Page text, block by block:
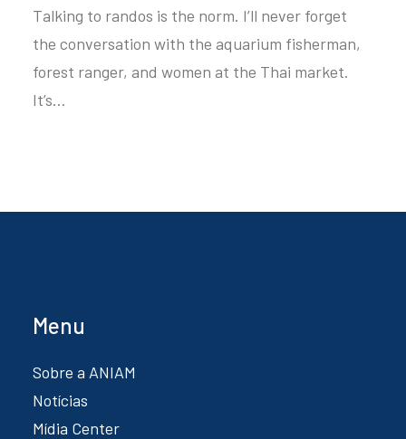
Talking to randos is the norm. I’ll never forget
the conversation with the aquarium fisherman,
forest ranger, and women at the Thai market.
It’s…
Menu
Sobre a ANIAM
Notícias
Mídia Center